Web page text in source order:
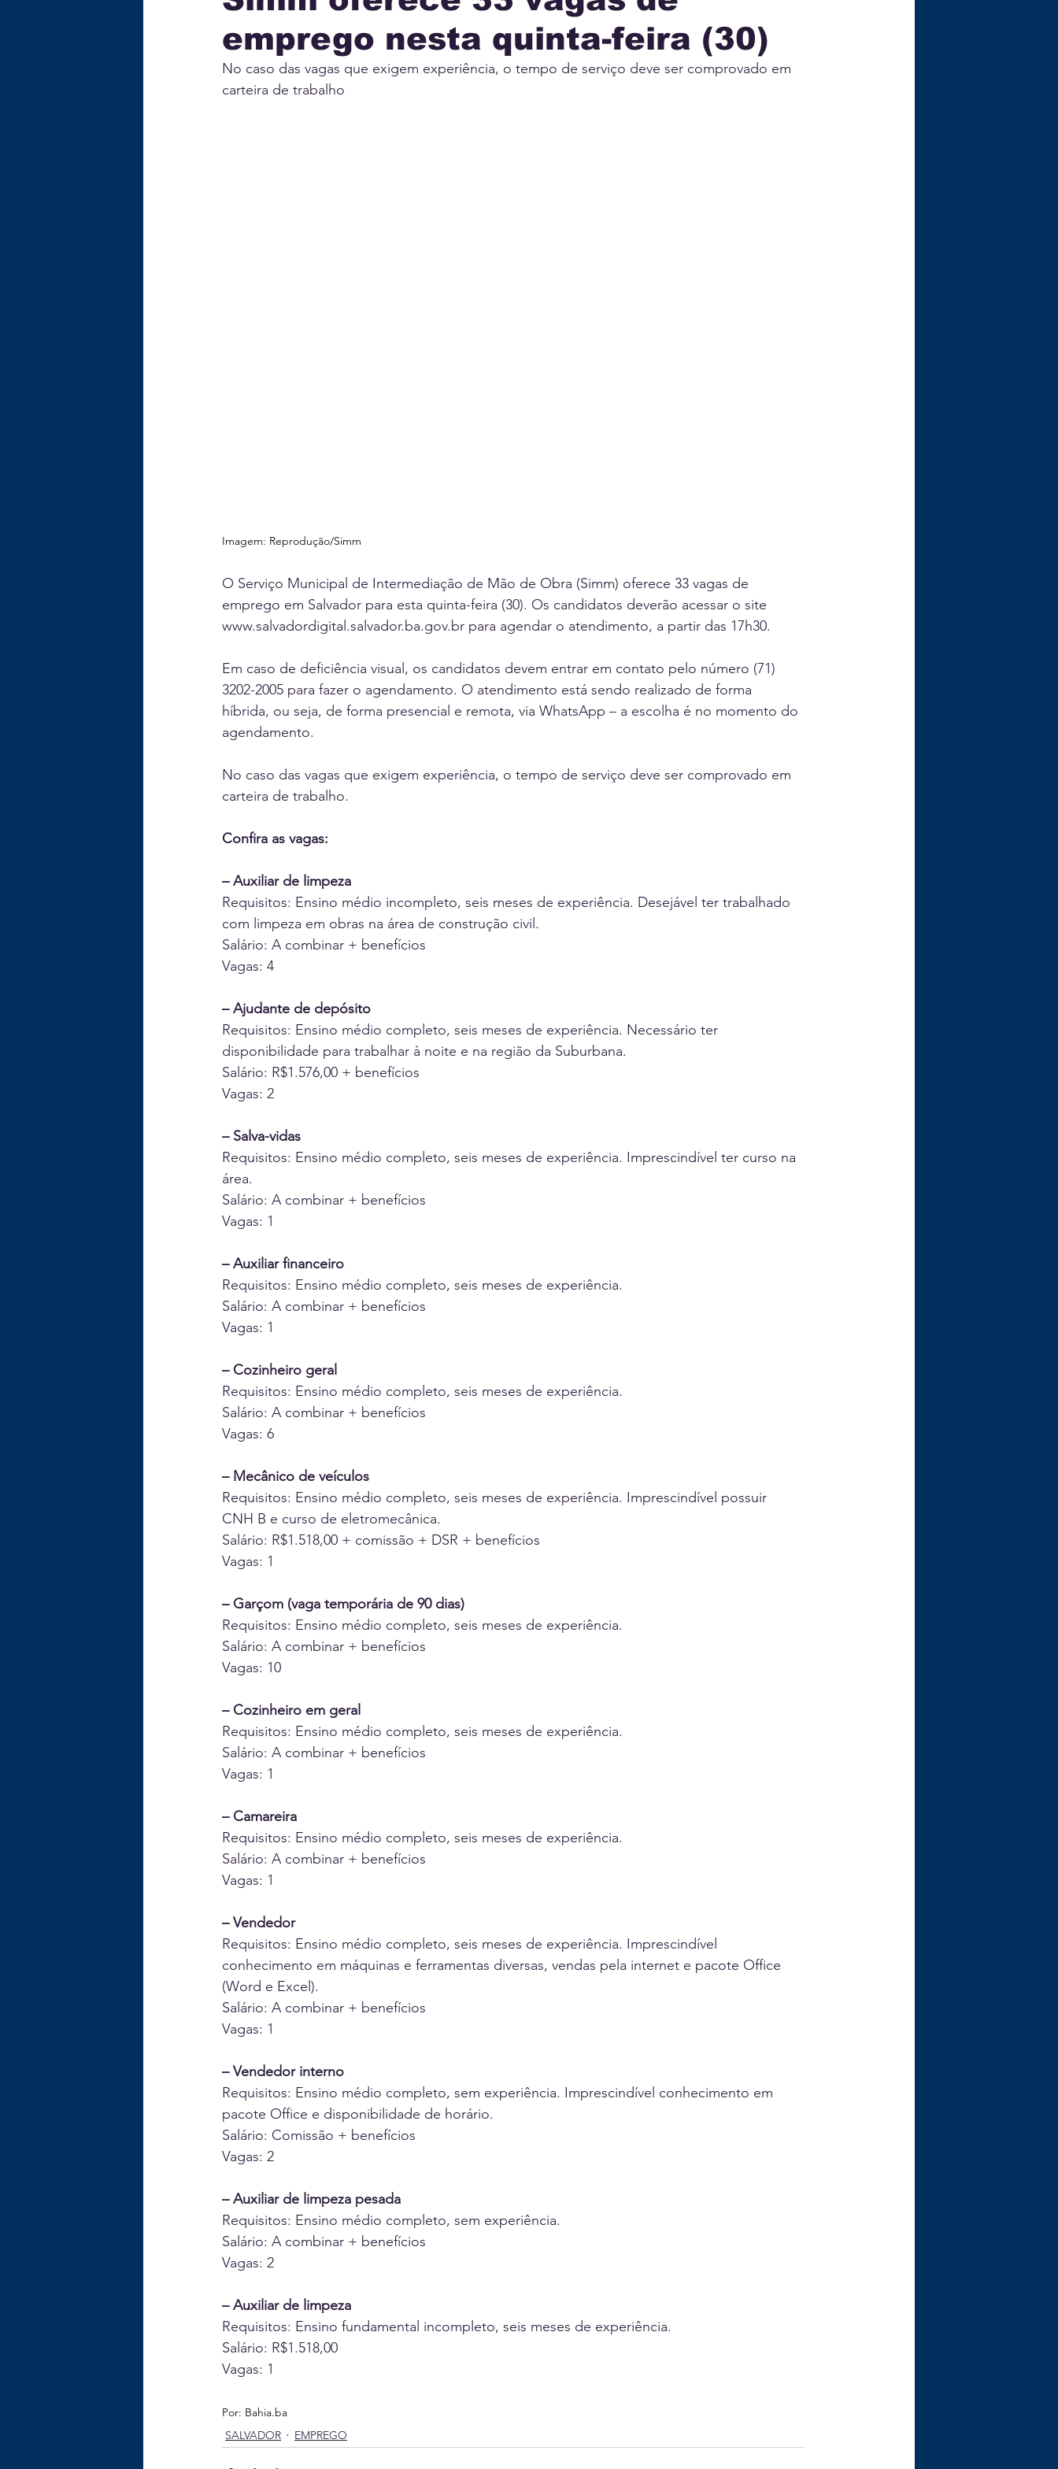
ECONOMIA TECNOLOGIA INTERNACIONAL MUNICÍPIOS JUSTIÇA
GASTRONOMIA EDUCAÇÃO
emprego nesta quinta-feira (30)
No caso das vagas que exigem experiência, o tempo de serviço deve ser comprovado em
carteira de trabalho
Imagem: Reprodução/Simm
O Serviço Municipal de Intermediação de Mão de Obra (Simm) oferece 33 vagas de
emprego em Salvador para esta quinta-feira (30). Os candidatos deverão acessar o site
www.salvadordigital.salvador.ba.gov.br para agendar o atendimento, a partir das 17h30.
Em caso de deficiência visual, os candidatos devem entrar em contato pelo número (71)
3202-2005 para fazer o agendamento. O atendimento está sendo realizado de forma
híbrida, ou seja, de forma presencial e remota, via WhatsApp – a escolha é no momento do
agendamento.
No caso das vagas que exigem experiência, o tempo de serviço deve ser comprovado em
carteira de trabalho.
Confira as vagas:
– Auxiliar de limpeza
Requisitos: Ensino médio incompleto, seis meses de experiência. Desejável ter trabalhado
com limpeza em obras na área de construção civil.
Salário: A combinar + benefícios
Vagas: 4
– Ajudante de depósito
Requisitos: Ensino médio completo, seis meses de experiência. Necessário ter
disponibilidade para trabalhar à noite e na região da Suburbana.
Salário: R$1.576,00 + benefícios
Vagas: 2
– Salva-vidas
Requisitos: Ensino médio completo, seis meses de experiência. Imprescindível ter curso na
área.
Salário: A combinar + benefícios
Vagas: 1
– Auxiliar financeiro
Requisitos: Ensino médio completo, seis meses de experiência.
Salário: A combinar + benefícios
Vagas: 1
– Cozinheiro geral
Requisitos: Ensino médio completo, seis meses de experiência.
Salário: A combinar + benefícios
Vagas: 6
– Mecânico de veículos
Requisitos: Ensino médio completo, seis meses de experiência. Imprescindível possuir
CNH B e curso de eletromecânica.
Salário: R$1.518,00 + comissão + DSR + benefícios
Vagas: 1
– Garçom (vaga temporária de 90 dias)
Requisitos: Ensino médio completo, seis meses de experiência.
Salário: A combinar + benefícios
Vagas: 10
– Cozinheiro em geral
Requisitos: Ensino médio completo, seis meses de experiência.
Salário: A combinar + benefícios
Vagas: 1
– Camareira
Requisitos: Ensino médio completo, seis meses de experiência.
Salário: A combinar + benefícios
Vagas: 1
– Vendedor
Requisitos: Ensino médio completo, seis meses de experiência. Imprescindível
conhecimento em máquinas e ferramentas diversas, vendas pela internet e pacote Office
(Word e Excel).
Salário: A combinar + benefícios
Vagas: 1
– Vendedor interno
Requisitos: Ensino médio completo, sem experiência. Imprescindível conhecimento em
pacote Office e disponibilidade de horário.
Salário: Comissão + benefícios
Vagas: 2
– Auxiliar de limpeza pesada
Requisitos: Ensino médio completo, sem experiência.
Salário: A combinar + benefícios
Vagas: 2
– Auxiliar de limpeza
Requisitos: Ensino fundamental incompleto, seis meses de experiência.
Salário: R$1.518,00
Vagas: 1
Por: Bahia.ba
SALVADOR
EMPREGO